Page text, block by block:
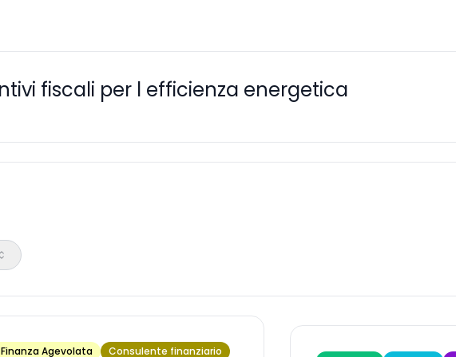
fiscali per l efficienza energetica
Agevolata Consulente finanziario